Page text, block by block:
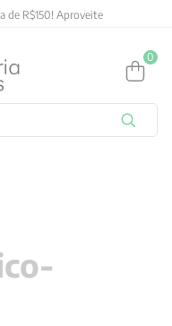
de R$150! Aproveite
0